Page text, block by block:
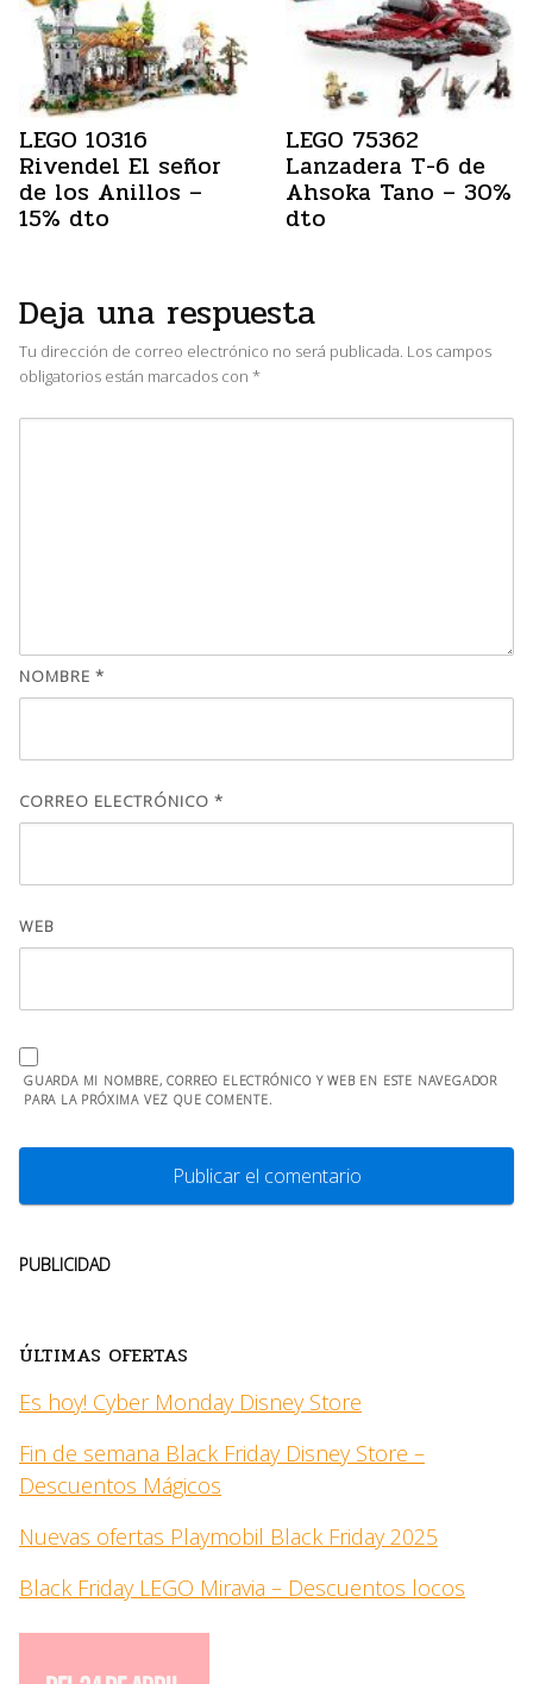
LEGO 10316
Rivendel El señor
de los Anillos –
15% dto
LEGO 75362
Lanzadera T-6 de
Ahsoka Tano – 30%
dto
Deja una respuesta
Tu dirección de correo electrónico no será publicada. Los campos
obligatorios están marcados con *
NOMBRE *
CORREO ELECTRÓNICO *
WEB
GUARDA MI NOMBRE, CORREO ELECTRÓNICO Y WEB EN ESTE NAVEGADOR
PARA LA PRÓXIMA VEZ QUE COMENTE.
PUBLICIDAD
ÚLTIMAS OFERTAS
Es hoy! Cyber Monday Disney Store
Fin de semana Black Friday Disney Store –
Descuentos Mágicos
Nuevas ofertas Playmobil Black Friday 2025
Black Friday LEGO Miravia – Descuentos locos